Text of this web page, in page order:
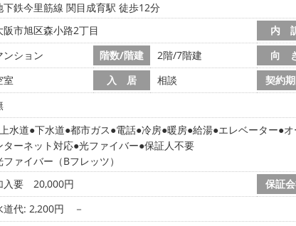
下鉄今里筋線 関目成育駅 徒歩12分
阪市旭区森小路2丁目 内
ンション 階数/階建 2階/7階建 向
室 入 居 相談 契約
上水道 下水道 都市ガス 電話 冷房 暖房 給湯 エレベーター
ターネット対応 光ファイバー 保証人不要
ファイバー（Bフレッツ）
入要 20,000円 保証
道代: 2,200円
－